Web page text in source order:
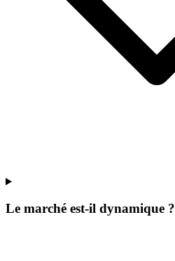
Le marché est-il dynamique ?